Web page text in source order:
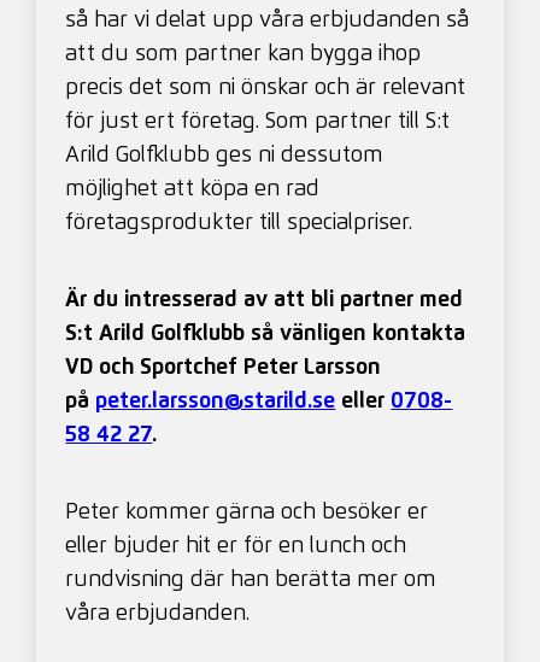
så har vi delat upp våra erbjudanden så
att du som partner kan bygga ihop
precis det som ni önskar och är relevant
för just ert företag. Som partner till S:t
Arild Golfklubb ges ni dessutom
möjlighet att köpa en rad
företagsprodukter till specialpriser.
Är du intresserad av att bli partner med
S:t Arild Golfklubb så vänligen kontakta
VD och Sportchef Peter Larsson
på peter.larsson@starild.se eller 0708-
58 42 27.
Peter kommer gärna och besöker er
eller bjuder hit er för en lunch och
rundvisning där han berätta mer om
våra erbjudanden.